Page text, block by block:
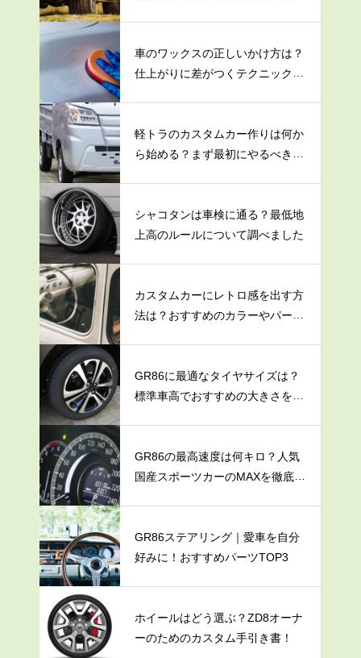
車のワックスの正しいかけ方は？
仕上がりに差がつくテクニックを
軽トラのカスタムカー作りは何か
ら始める？まず最初にやるべき3
シャコタンは車検に通る？最低地
上高のルールについて調べました
カスタムカーにレトロ感を出す方
法は？おすすめのカラーやパーツ
GR86に最適なタイヤサイズは？
標準車高でおすすめの大きさを解
GR86の最高速度は何キロ？人気
国産スポーツカーのMAXを徹底調
GR86ステアリング｜愛車を自分
好みに！おすすめパーツTOP3
ホイールはどう選ぶ？ZD8オーナ
ーのためのカスタム手引き書！